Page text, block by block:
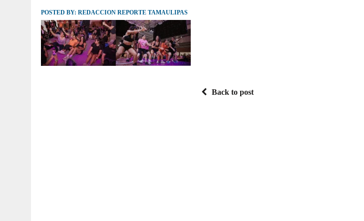
JULIO 30, 2026 | TAMAULIPAS TE INVITA A DESCUBRIR EL ENCANTO DE LAS PLAYAS DEL GOLFO DE MÉXICO.
POSTED BY: REDACCION REPORTE TAMAULIPAS
Back to post